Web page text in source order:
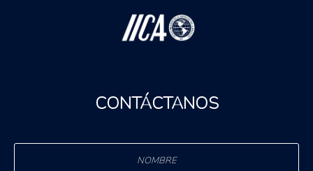
CONTÁCTANOS